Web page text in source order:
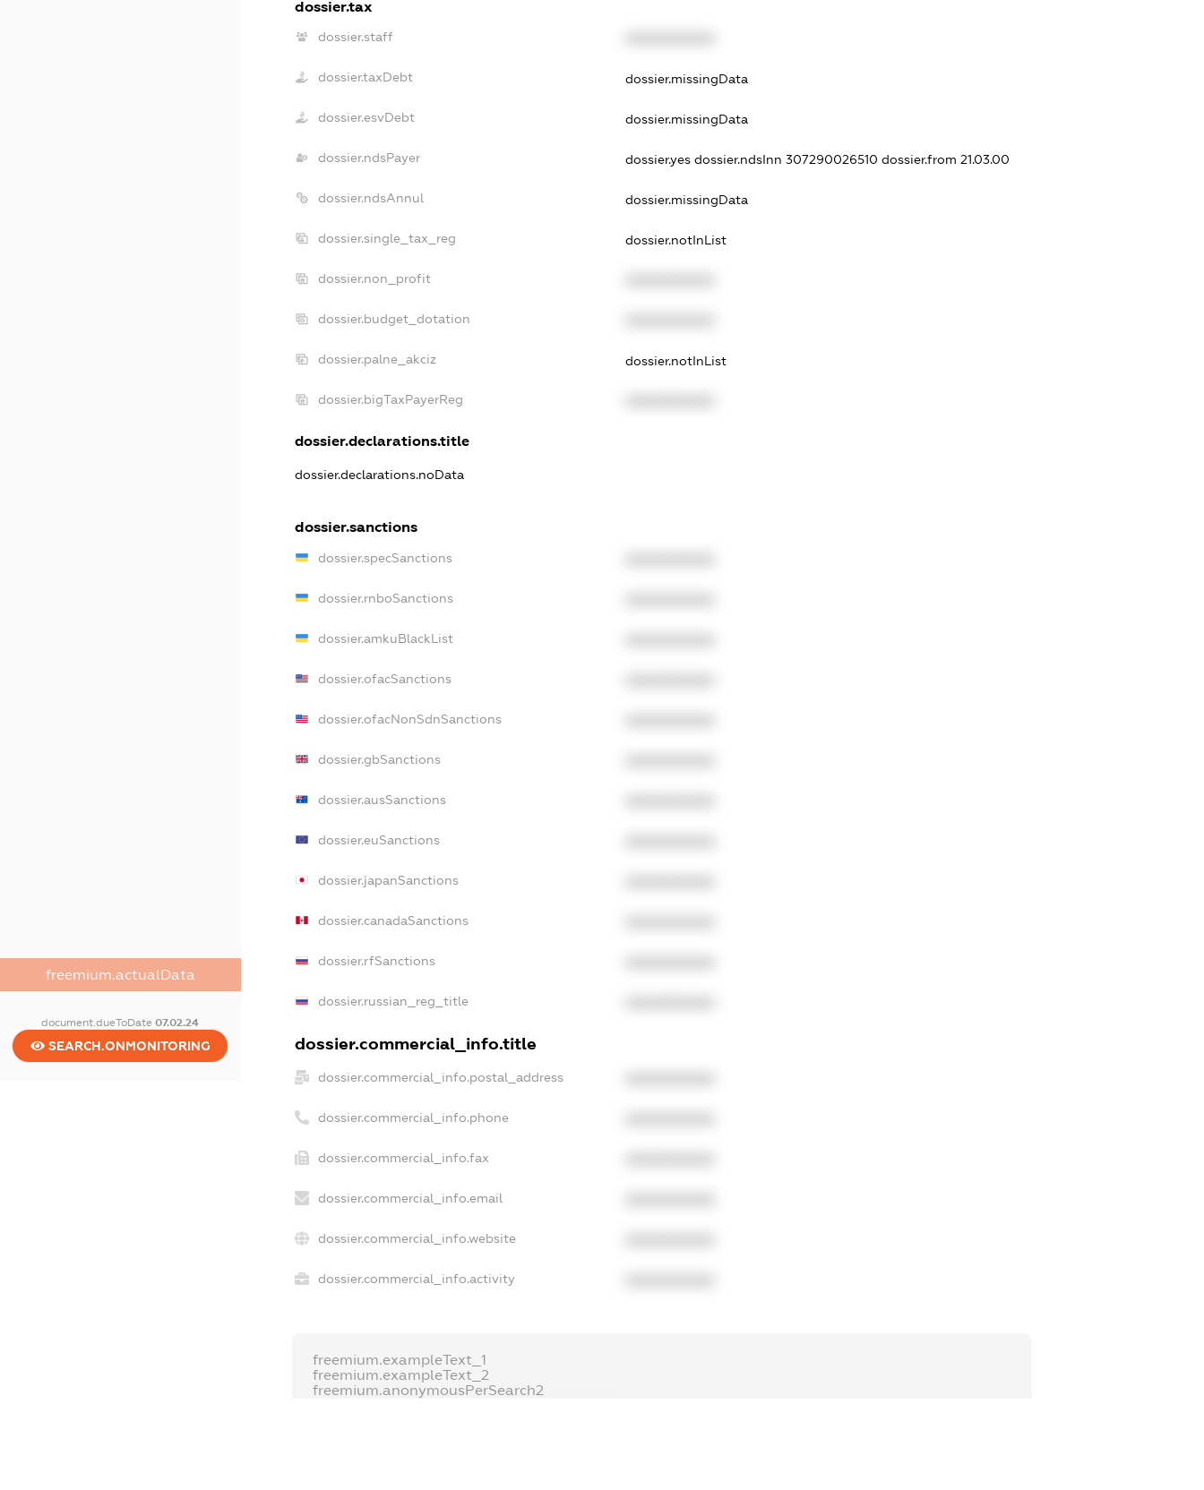
freemium.actualData
document.dueToDate07.02.24
SEARCH.ONMONITORING
dossier.tax
dossier.staff
dossier.taxDebt dossier.missingData
dossier.esvDebt dossier.missingData
dossier.ndsPayer dossier.yesdossier.ndsInn 307290026510dossier.from 21.03.00
dossier.ndsAnnul dossier.missingData
dossier.single_tax_reg dossier.notInList
dossier.non_profit
dossier.budget_dotation
dossier.palne_akciz dossier.notInList
dossier.bigTaxPayerReg
dossier.declarations.title
dossier.declarations.noData
dossier.sanctions
dossier.specSanctions
dossier.rnboSanctions
dossier.amkuBlackList
dossier.ofacSanctions
dossier.ofacNonSdnSanctions
dossier.gbSanctions
dossier.ausSanctions
dossier.euSanctions
dossier.japanSanctions
dossier.canadaSanctions
dossier.rfSanctions
dossier.russian_reg_title
dossier.commercial_info.title
dossier.commercial_info.postal_address
dossier.commercial_info.phone
dossier.commercial_info.fax
dossier.commercial_info.email
dossier.commercial_info.website
dossier.commercial_info.activity
freemium.exampleText_1
freemium.exampleText_2
freemium.anonymousPerSearch2